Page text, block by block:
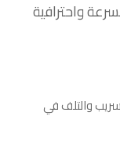
والتلف في